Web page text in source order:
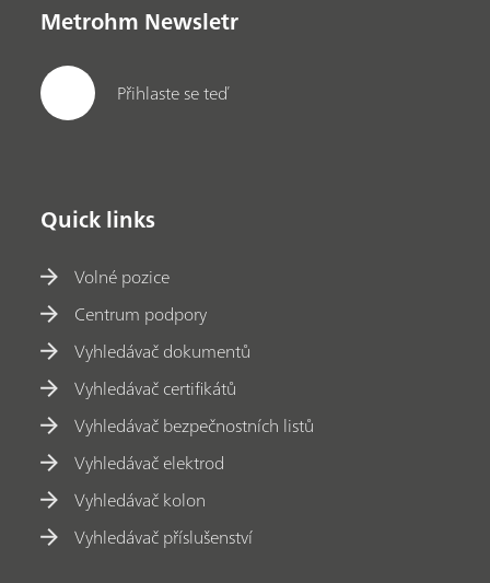
Metrohm Newsletr
Přihlaste se teď
Quick links
Volné pozice
Centrum podpory
Vyhledávač dokumentů
Vyhledávač certifikátů
Vyhledávač bezpečnostních listů
Vyhledávač elektrod
Vyhledávač kolon
Vyhledávač příslušenství